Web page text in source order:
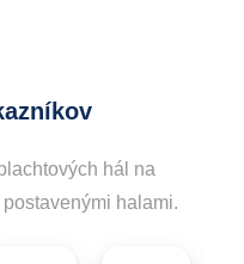
hál na
halami.